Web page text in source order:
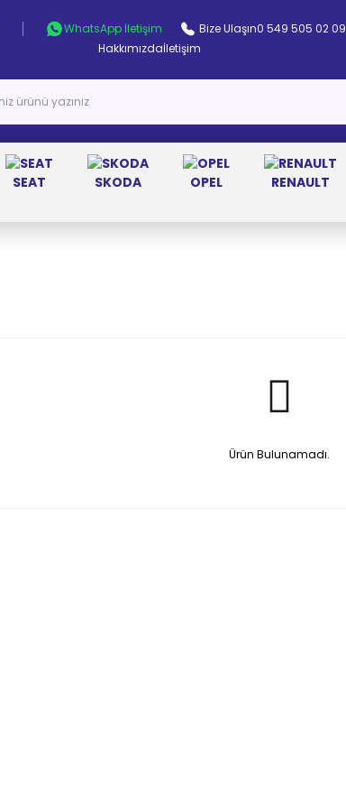
WhatsApp İletişim Bize Ulaşın0 549 505 02 09
Hakkımızdaİletişim
SEAT SKODA OPEL RENAULT
Ürün Bulunamadı.